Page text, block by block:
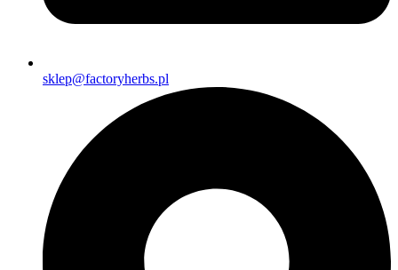
sklep@factoryherbs.pl